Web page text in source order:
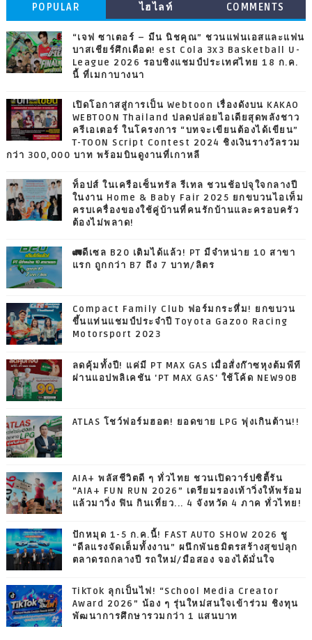
POPULAR ไฮไลท์ COMMENTS
“เจฟ ซาเตอร์ – มีน นิชคุณ” ชวนแฟนเอสและแฟน
บาสเชียร์ศึกเดือด! est Cola 3x3 Basketball U-
League 2026 รอบชิงแชมป์ประเทศไทย 18 ก.ค.
นี้ ที่เมกาบางนา
เปิดโอกาสสู่การเป็น Webtoon เรื่องดังบน KAKAO
WEBTOON Thailand ปลดปล่อยไอเดียสุดพลังชาว
ครีเอเตอร์ ในโครงการ “บทจะเขียนต้องได้เขียน”
T-TOON Script Contest 2024 ชิงเงินรางวัลรวม
กว่า 300,000 บาท พร้อมบินดูงานที่เกาหลี
ท็อปส์ ในเครือเซ็นทรัล รีเทล ชวนช้อปจุใจกลางปี
ในงาน Home & Baby Fair 2025 ยกขบวนไอเท็ม
ครบเครื่องของใช้คู่บ้านที่คนรักบ้านและครอบครัว
ต้องไม่พลาด!
🚛ดีเซล B20 เติมได้แล้ว! PT มีจำหน่าย 10 สาขา
แรก ถูกกว่า B7 ถึง 7 บาท/ลิตร
Compact Family Club ฟอร์มกระหึ่ม! ยกขบวน
ขึ้นแท่นแชมป์ประจำปี Toyota Gazoo Racing
Motorsport 2023
ลดคุ้มทั้งปี! แค่มี PT MAX GAS เมื่อสั่งก๊าซหุงต้มพีที
ผ่านแอปพลิเคชัน 'PT MAX GAS' ใช้โค้ด NEW90B
ATLAS โชว์ฟอร์มฮอต! ยอดขาย LPG พุ่งเกินต้าน!!
AIA+ พลัสชีวิตดี ๆ ทั่วไทย ชวนเปิดวาร์ปซิตี้รัน
“AIA+ FUN RUN 2026” เตรียมรองเท้าวิ่งให้พร้อม
แล้วมาวิ่ง ฟิน กินเที่ยว... 4 จังหวัด 4 ภาค ทั่วไทย!
ปักหมุด 1-5 ก.ค.นี้! FAST AUTO SHOW 2026 ชู
“ดีลแรงจัดเต็มทั้งงาน” ผนึกพันธมิตรสร้างสุขปลุก
ตลาดรถกลางปี รถใหม่/มือสอง จองได้มั่นใจ
TikTok ลุกเป็นไฟ! “School Media Creator
Award 2026” น้อง ๆ รุ่นใหม่สนใจเข้าร่วม ชิงทุน
พัฒนาการศึกษารวมกว่า 1 แสนบาท